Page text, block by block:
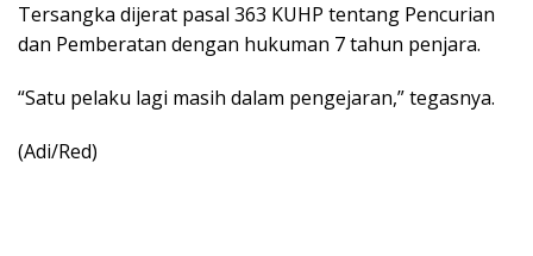
Tersangka dijerat pasal 363 KUHP tentang Pencurian
dan Pemberatan dengan hukuman 7 tahun penjara.
“Satu pelaku lagi masih dalam pengejaran,” tegasnya.
(Adi/Red)